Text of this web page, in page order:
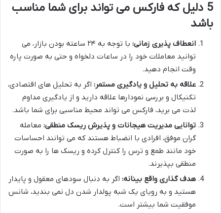
5 دلیل که فارکس می تواند برای شما مناسب
باشد
انعطاف پذیری زمانی:
با توجه به ۲۴ ساعته بودن بازار، می
توانید معاملات خود را در ساعات دلخواه و حتی به صورت پاره
وقت انجام دهید.
علاقه به تحلیل و یادگیری مستمر: اگر به تحلیل های اقتصادی،
تکنیکال و بررسی نمودارها علاقه دارید و از یادگیری مداوم
لذت می برید، فارکس می تواند محیط مناسبی برای شما باشد.
توانایی مدیریت هیجانات و پذیرش ریسک منطقی: معامله
گران موفق، افرادی با انضباط هستند که می توانند احساسات
خود مانند طمع و ترس را کنترل کرده و ریسک ها را به صورت
منطقی بپذیرند.
هدف گذاری واقع بینانه: اگر به دنبال سودهای معقول و پایدار
هستید و به رویای یک شبه پولدار شدن دل نمی بندید، شانس
موفقیت شما بیشتر است.